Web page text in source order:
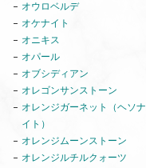
オウロベルデ
オケナイト
オニキス
オパール
オブシディアン
オレゴンサンストーン
オレンジガーネット（ヘソナ
イト）
オレンジムーンストーン
オレンジルチルクォーツ